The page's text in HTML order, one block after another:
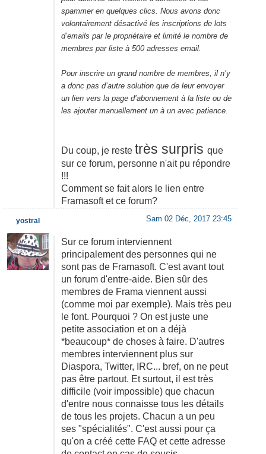
spammer en quelques clics. Nous avons donc
volontairement désactivé les inscriptions de lots
d’emails par le propriétaire et limité le nombre de
membres par liste à 500 adresses email.
Pour inscrire un grand nombre de membres, il n’y
a donc pas d’autre solution que de leur envoyer
un lien vers la page d’abonnement à la liste ou de
les ajouter manuellement un à un avec patience.
Du coup, je reste très surpris que
sur ce forum, personne n'ait pu répondre
!!!
Comment se fait alors le lien entre
Framasoft et ce forum?
Sam 02 Déc, 2017 23:45
Sur ce forum interviennent
principalement des personnes qui ne
sont pas de Framasoft. C'est avant tout
un forum d'entre-aide. Bien sûr des
membres de Frama viennent aussi
(comme moi par exemple). Mais très peu
le font. Pourquoi ? On est juste une
petite association et on a déjà
*beaucoup* de choses à faire. D'autres
membres interviennent plus sur
Diaspora, Twitter, IRC... bref, on ne peut
pas être partout. Et surtout, il est très
difficile (voir impossible) que chacun
d'entre nous connaisse tous les détails
de tous les projets. Chacun a un peu
ses "spécialités". C'est aussi pour ça
qu'on a créé cette FAQ et cette adresse
yostral